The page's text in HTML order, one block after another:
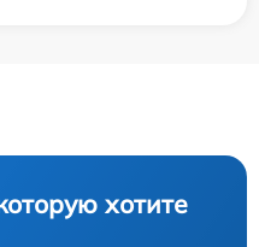
хотите